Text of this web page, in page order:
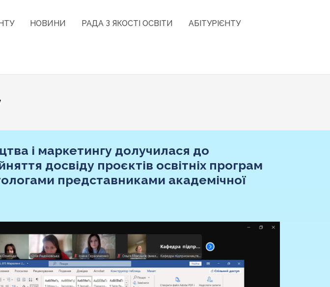
НОВИНИ РАДА З ЯКОСТІ ОСВІТИ АБІТУРІЄНТУ
і маркетингу долучилася до
досвіду проєктів освітніх програм
представниками академічної